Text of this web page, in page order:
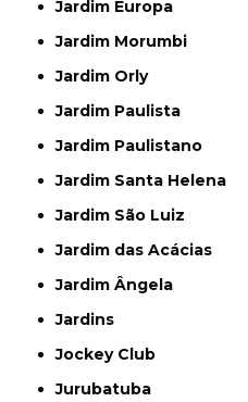
Jardim Europa
Jardim Morumbi
Jardim Orly
Jardim Paulista
Jardim Paulistano
Jardim Santa Helena
Jardim São Luiz
Jardim das Acácias
Jardim Ângela
Jardins
Jockey Club
Jurubatuba